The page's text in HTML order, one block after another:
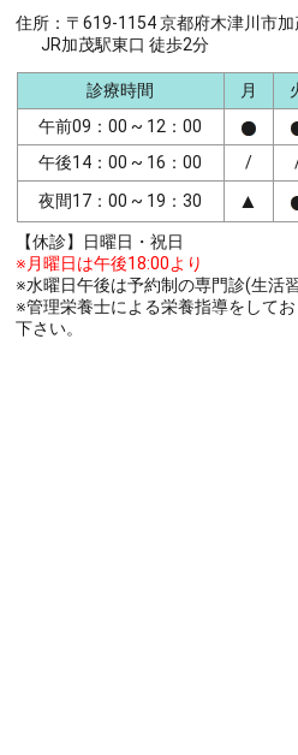
住所：〒619-1154 京都府木津川市
JR加茂駅東口 徒歩2分
診療時間 月
午前09：00 ~ 12：00
午後14：00 ~ 16：00
/
夜間17：00 ~ 19：30
▲
【休診】日曜日・祝日
※月曜日は午後18:00より
※水曜日午後は予約制の専門診(生活
※管理栄養士による栄養指導をして
下さい。